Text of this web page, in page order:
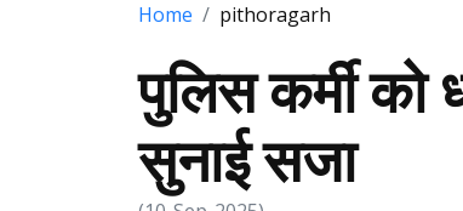
Home pithoragarh
पुलिस कर्मी को
सुनाई सजा